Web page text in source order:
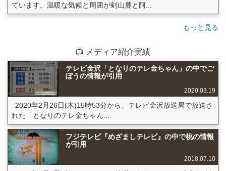
ています。温暖な気候と周囲が剣山麓と阿...
もっと見る
📺 メディア紹介実績
テレビ金沢「となりのテレ金ちゃん」の中でご
ぼうの情報が引用
2020.03.19
2020年2月26日(木)15時53分から、テレビ金沢放送局で放送さ
れた「となりのテレ金ちゃん...
フジテレビ『めざましテレビ』の中で桃の情報
が引用
2018.07.10